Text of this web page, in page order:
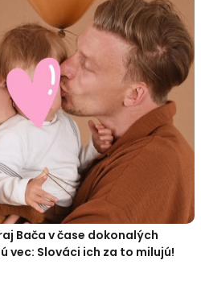
Bača v čase dokonalých
vec: Slováci ich za to milujú!